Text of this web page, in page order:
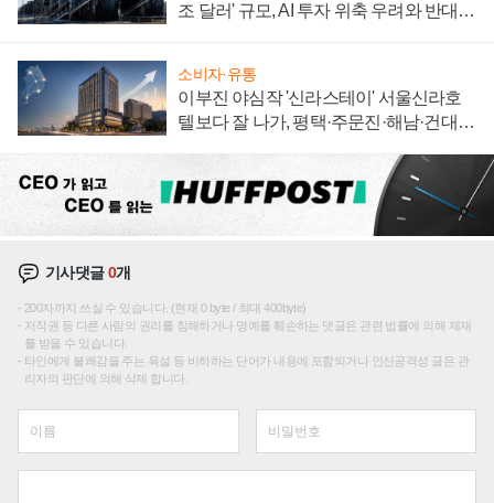
조 달러' 규모, AI 투자 위축 우려와 반대
소비자·유통
이부진 야심작 '신라스테이' 서울신라호
텔보다 잘 나가, 평택·주문진·해남·건대로
기사댓글0개
200자까지 쓰실 수 있습니다. (현재 0 byte / 최대 400byte)
저작권 등 다른 사람의 권리를 침해하거나 명예를 훼손하는 댓글은 관련 법률에 의해 제재
를 받을 수 있습니다.
타인에게 불쾌감을 주는 욕설 등 비하하는 단어가 내용에 포함되거나 인신공격성 글은 관
리자의 판단에 의해 삭제 합니다.